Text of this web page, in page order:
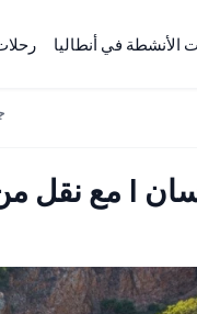
الأنشطة في أنطاليا
| مع نقل من